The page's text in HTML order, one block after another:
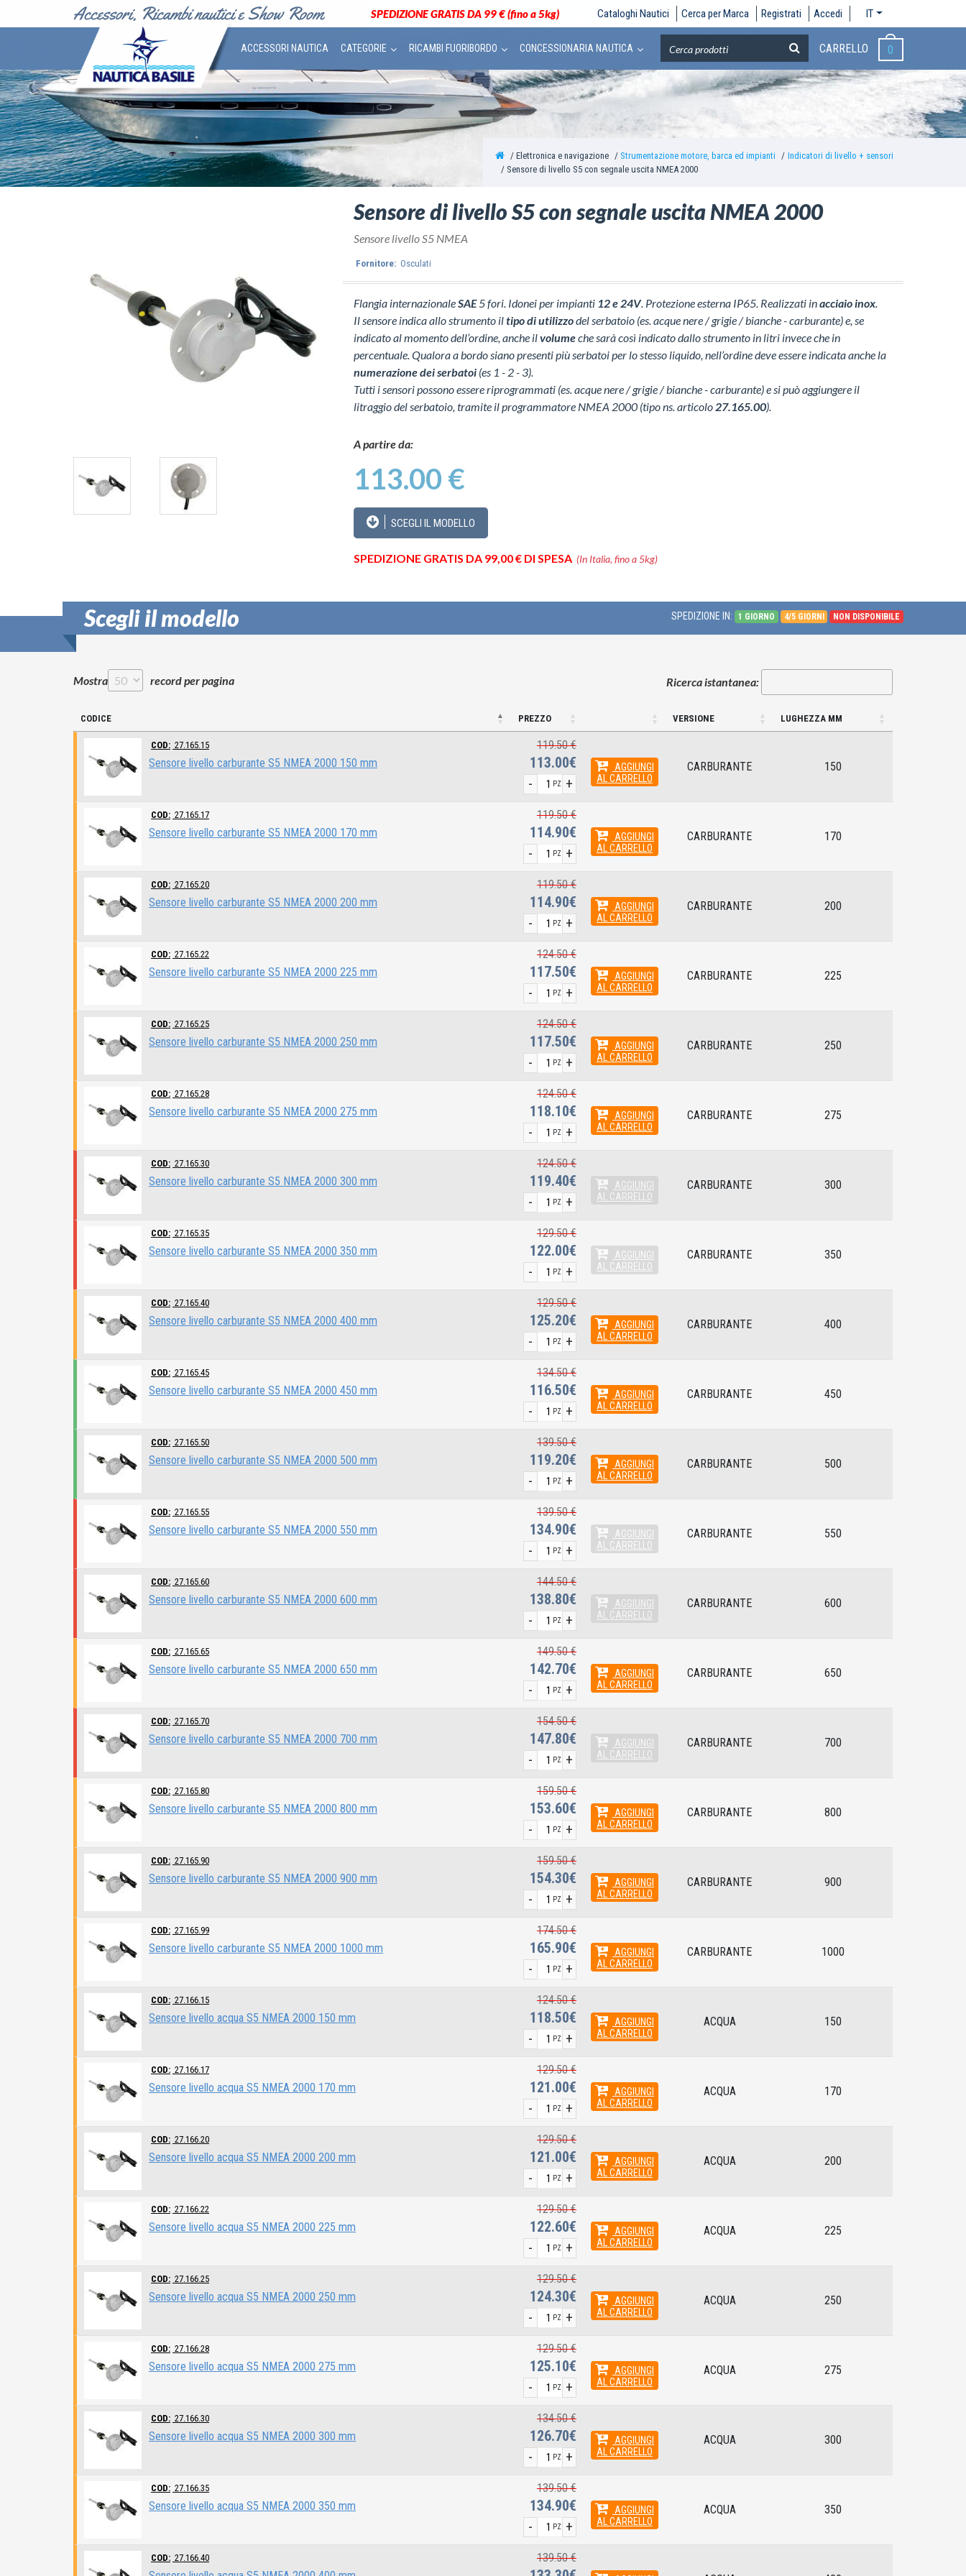
SPEDIZIONE GRATIS DA 99 € (fino a 5kg) Cataloghi Nautici Cerca per Marca Registrati Accedi IT
ACCESSORI NAUTICA CATEGORIE RICAMBI FUORIBORDO CONCESSIONARIA NAUTICA CARRELLO 0
Elettronica e navigazione Strumentazione motore, barca ed impianti
Indicatori di livello + sensori
Sensore di livello S5 con segnale uscita NMEA 2000
Sensore di livello S5 con segnale uscita NMEA 2000
Sensore livello S5 NMEA
Fornitore: Osculati
Flangia internazionaleSAE5 fori. Idonei per impianti 12 e 24V. Protezione esterna IP65. Realizzati inacciaio inox.
Il sensore indica allo strumento iltipo di utilizzodel serbatoio (es. acque nere / grigie / bianche - carburante) e, se
indicato al momento dell’ordine, anche ilvolumeche sarà così indicato dallo strumento in litri invece che in
percentuale. Qualora a bordo siano presenti più serbatoi per lo stesso liquido, nell’ordine deve essere indicata anche la
numerazione dei serbatoi (es 1 - 2 - 3).
Tutti i sensori possono essere riprogrammati (es. acque nere / grigie / bianche - carburante) e si può aggiungere il
litraggio del serbatoio, tramite il programmatore NMEA 2000 (tipo ns. articolo27.165.00).
A partire da:
113.00 €
SCEGLI IL MODELLO
SPEDIZIONE GRATIS DA 99,00 € DI SPESA (In Italia, fino a 5kg)
Scegli il modello SPEDIZIONE IN: 1 GIORNO 4/5 GIORNI NON DISPONIBILE
Mostra record per pagina Ricerca istantanea:
CODICE PREZZO VERSIONE LUGHEZZA MM
COD: 27.165.15
Sensore livello carburante S5 NMEA 2000 150 mm
119.50 €
113.00€
+
- PZ
AGGIUNGI
AL CARRELLO
CARBURANTE 150
COD: 27.165.17
Sensore livello carburante S5 NMEA 2000 170 mm
119.50 €
114.90€
+
- PZ
AGGIUNGI
AL CARRELLO
CARBURANTE 170
COD: 27.165.20
Sensore livello carburante S5 NMEA 2000 200 mm
119.50 €
114.90€
+
- PZ
AGGIUNGI
AL CARRELLO
CARBURANTE 200
COD: 27.165.22
Sensore livello carburante S5 NMEA 2000 225 mm
124.50 €
117.50€
+
- PZ
AGGIUNGI
AL CARRELLO
CARBURANTE 225
COD: 27.165.25
Sensore livello carburante S5 NMEA 2000 250 mm
124.50 €
117.50€
+
- PZ
AGGIUNGI
AL CARRELLO
CARBURANTE 250
COD: 27.165.28
Sensore livello carburante S5 NMEA 2000 275 mm
124.50 €
118.10€
+
- PZ
AGGIUNGI
AL CARRELLO
CARBURANTE 275
COD: 27.165.30
Sensore livello carburante S5 NMEA 2000 300 mm
124.50 €
119.40€
+
- PZ
AGGIUNGI
AL CARRELLO
CARBURANTE 300
COD: 27.165.35
Sensore livello carburante S5 NMEA 2000 350 mm
129.50 €
122.00€
+
- PZ
AGGIUNGI
AL CARRELLO
CARBURANTE 350
COD: 27.165.40
Sensore livello carburante S5 NMEA 2000 400 mm
129.50 €
125.20€
+
- PZ
AGGIUNGI
AL CARRELLO
CARBURANTE 400
COD: 27.165.45
Sensore livello carburante S5 NMEA 2000 450 mm
134.50 €
116.50€
+
- PZ
AGGIUNGI
AL CARRELLO
CARBURANTE 450
COD: 27.165.50
Sensore livello carburante S5 NMEA 2000 500 mm
139.50 €
119.20€
+
- PZ
AGGIUNGI
AL CARRELLO
CARBURANTE 500
COD: 27.165.55
Sensore livello carburante S5 NMEA 2000 550 mm
139.50 €
134.90€
+
- PZ
AGGIUNGI
AL CARRELLO
CARBURANTE 550
COD: 27.165.60
Sensore livello carburante S5 NMEA 2000 600 mm
144.50 €
138.80€
+
- PZ
AGGIUNGI
AL CARRELLO
CARBURANTE 600
COD: 27.165.65
Sensore livello carburante S5 NMEA 2000 650 mm
149.50 €
142.70€
+
- PZ
AGGIUNGI
AL CARRELLO
CARBURANTE 650
COD: 27.165.70
Sensore livello carburante S5 NMEA 2000 700 mm
154.50 €
147.80€
+
- PZ
AGGIUNGI
AL CARRELLO
CARBURANTE 700
COD: 27.165.80
Sensore livello carburante S5 NMEA 2000 800 mm
159.50 €
153.60€
+
- PZ
AGGIUNGI
AL CARRELLO
CARBURANTE 800
COD: 27.165.90
Sensore livello carburante S5 NMEA 2000 900 mm
159.50 €
154.30€
+
- PZ
AGGIUNGI
AL CARRELLO
CARBURANTE 900
COD: 27.165.99
Sensore livello carburante S5 NMEA 2000 1000 mm
174.50 €
165.90€
+
- PZ
AGGIUNGI
AL CARRELLO
CARBURANTE 1000
COD: 27.166.15
Sensore livello acqua S5 NMEA 2000 150 mm
124.50 €
118.50€
+
- PZ
AGGIUNGI
AL CARRELLO
ACQUA 150
COD: 27.166.17
Sensore livello acqua S5 NMEA 2000 170 mm
129.50 €
121.00€
+
- PZ
AGGIUNGI
AL CARRELLO
ACQUA 170
COD: 27.166.20
Sensore livello acqua S5 NMEA 2000 200 mm
129.50 €
121.00€
+
- PZ
AGGIUNGI
AL CARRELLO
ACQUA 200
COD: 27.166.22
Sensore livello acqua S5 NMEA 2000 225 mm
129.50 €
122.60€
+
- PZ
AGGIUNGI
AL CARRELLO
ACQUA 225
COD: 27.166.25
Sensore livello acqua S5 NMEA 2000 250 mm
129.50 €
124.30€
+
- PZ
AGGIUNGI
AL CARRELLO
ACQUA 250
COD: 27.166.28
Sensore livello acqua S5 NMEA 2000 275 mm
129.50 €
125.10€
+
- PZ
AGGIUNGI
AL CARRELLO
ACQUA 275
COD: 27.166.30
Sensore livello acqua S5 NMEA 2000 300 mm
134.50 €
126.70€
+
- PZ
AGGIUNGI
AL CARRELLO
ACQUA 300
COD: 27.166.35
Sensore livello acqua S5 NMEA 2000 350 mm
139.50 €
134.90€
+
- PZ
AGGIUNGI
AL CARRELLO
ACQUA 350
COD: 27.166.40 139.50 €